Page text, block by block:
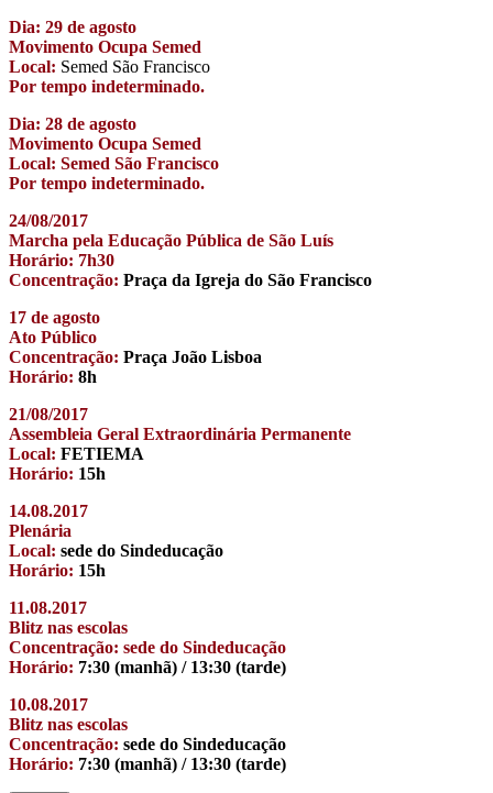
Dia: 29 de agosto
Movimento Ocupa Semed
Local: Semed São Francisco
Por tempo indeterminado.
Dia: 28 de agosto
Movimento Ocupa Semed
Local: Semed São Francisco
Por tempo indeterminado.
24/08/2017
Marcha pela Educação Pública de São Luís
Horário: 7h30
Concentração: Praça da Igreja do São Francisco
17 de agosto
Ato Público
Concentração: Praça João Lisboa
Horário: 8h
21/08/2017
Assembleia Geral Extraordinária Permanente
Local: FETIEMA
Horário: 15h
14.08.2017
Plenária
Local: sede do Sindeducação
Horário: 15h
11.08.2017
Blitz nas escolas
Concentração: sede do Sindeducação
Horário: 7:30 (manhã) / 13:30 (tarde)
10.08.2017
Blitz nas escolas
Concentração: sede do Sindeducação
Horário: 7:30 (manhã) / 13:30 (tarde)